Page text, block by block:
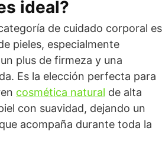
ideal?
de cuidado corporal es
pieles, especialmente
plus de firmeza y una
Es la elección perfecta para
cosmética natural de alta
con suavidad, dejando un
acompaña durante toda la